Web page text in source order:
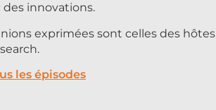
des innovations.
exprimées sont celles des
les épisodes